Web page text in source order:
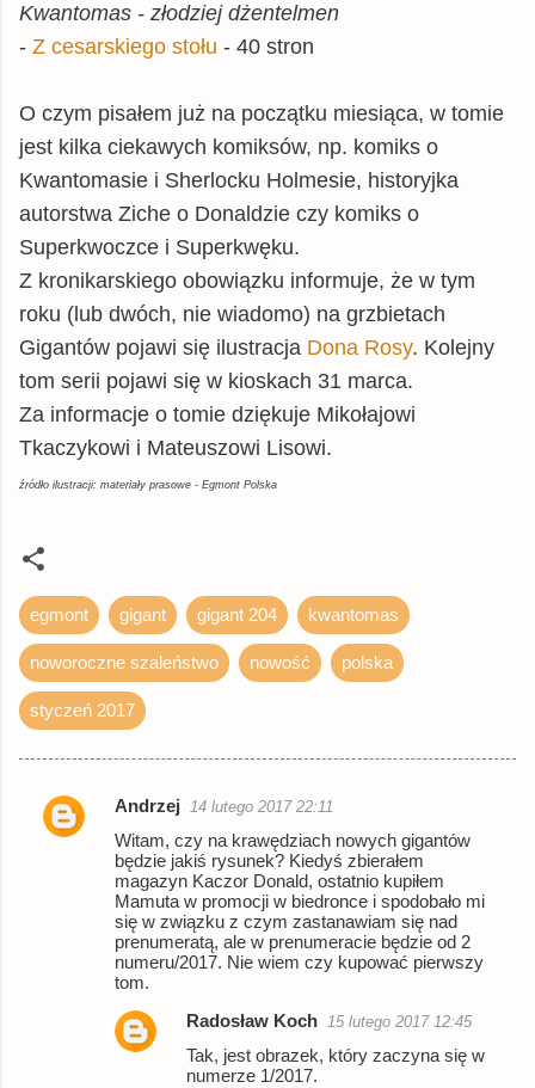
Kwantomas - złodziej dżentelmen
- Z cesarskiego stołu - 40 stron
O czym pisałem już na początku miesiąca, w tomie
jest kilka ciekawych komiksów, np. komiks o
Kwantomasie i Sherlocku Holmesie, historyjka
autorstwa Ziche o Donaldzie czy komiks o
Superkwoczce i Superkwęku.
Z kronikarskiego obowiązku informuje, że w tym
roku (lub dwóch, nie wiadomo) na grzbietach
Gigantów pojawi się ilustracja Dona Rosy. Kolejny
tom serii pojawi się w kioskach 31 marca.
Za informacje o tomie dziękuje Mikołajowi
Tkaczykowi i Mateuszowi Lisowi.
źródło ilustracji: materiały prasowe - Egmont Polska
egmont gigant gigant 204 kwantomas
noworoczne szaleństwo nowość polska
styczeń 2017
K
Andrzej 14 lutego 2017 22:11
Witam, czy na krawędziach nowych gigantów
będzie jakiś rysunek? Kiedyś zbierałem
magazyn Kaczor Donald, ostatnio kupiłem
Mamuta w promocji w biedronce i spodobało mi
się w związku z czym zastanawiam się nad
prenumeratą, ale w prenumeracie będzie od 2
numeru/2017. Nie wiem czy kupować pierwszy
tom.
Radosław Koch 15 lutego 2017 12:45
Tak, jest obrazek, który zaczyna się w
numerze 1/2017.